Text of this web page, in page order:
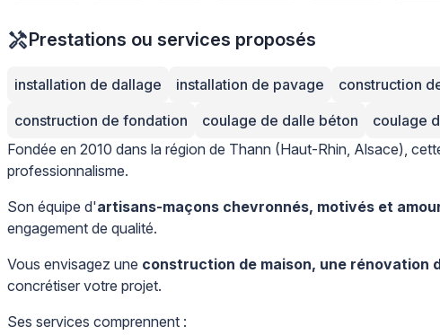
Prestations ou services proposés
installation de dallage installation de pavage construction
construction de fondation
coulage de dalle béton coulage
Fondée en 2010 dans la région de Thann (Haut-Rhin, Alsace),
professionnalisme.
Son équipe d'artisans-maçons chevronnés, motivés et
engagement de qualité.
Vous envisagez une construction de maison, une
concrétiser votre projet.
Ses services comprennent :